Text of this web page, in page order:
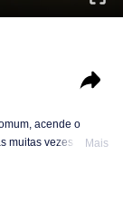
acende o
muitas vezes ele é
alegria.
Mais